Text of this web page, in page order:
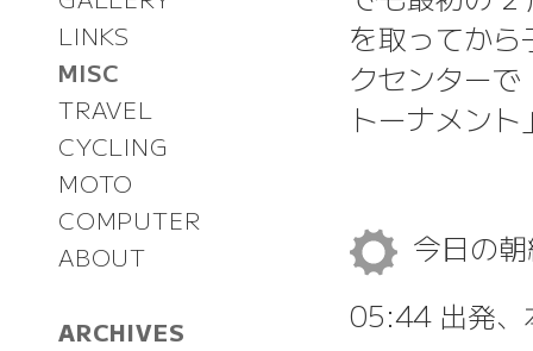
LINKS
MISC
TRAVEL
CYCLING
MOTO
COMPUTER
ABOUT
ARCHIVES
を取ってか
クセンター
トーナメント
今日の
05:44 出発、